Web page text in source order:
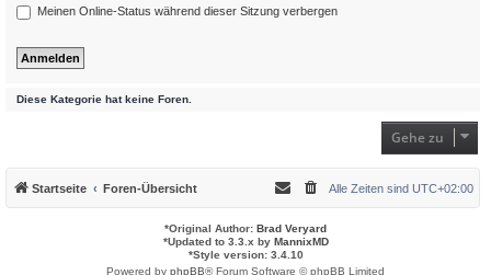
Meinen Online-Status während dieser Sitzung verbergen
Diese Kategorie hat keine Foren.
Gehe zu
Startseite Foren-Übersicht Alle Zeiten sind UTC+02:00
*Original Author: Brad Veryard
*Updated to 3.3.x by MannixMD
*Style version: 3.4.10
Powered by phpBB® Forum Software © phpBB Limited